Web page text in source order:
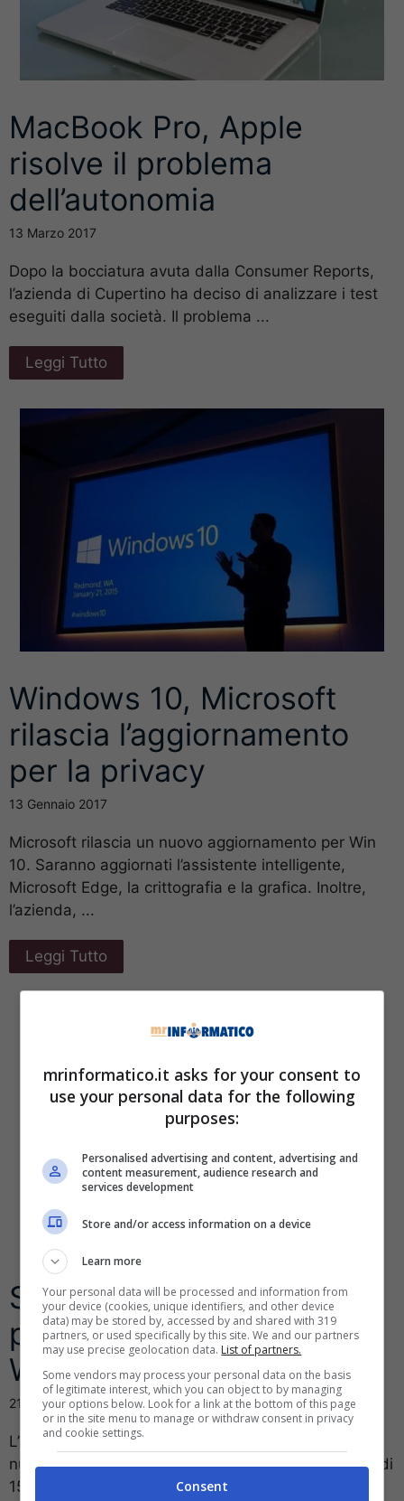
MacBook Pro, Apple
risolve il problema
dell’autonomia
13 Marzo 2017
Dopo la bocciatura avuta dalla Consumer Reports,
l’azienda di Cupertino ha deciso di analizzare i test
eseguiti dalla società. Il problema ...
Leggi Tutto
Windows 10, Microsoft
rilascia l’aggiornamento
per la privacy
13 Gennaio 2017
Microsoft rilascia un nuovo aggiornamento per Win
10. Saranno aggiornati l’assistente intelligente,
Microsoft Edge, la crittografia e la grafica. Inoltre,
l’azienda, ...
Leggi Tutto
Samsung Notebook,
presto nuovi modelli con
Window 10
21 Dicembre 2016
L’azienda coreana sta preparando l’uscita di due
nuovi modelli di Notebook, uno di 13 pollici e l’altro di
15 pollici. La ...
mrinformatico.it asks for your consent to
use your personal data for the following
purposes:
Personalised advertising and content, advertising and
content measurement, audience research and
services development
Store and/or access information on a device
Learn more
Your personal data will be processed and information from
your device (cookies, unique identifiers, and other device
data) may be stored by, accessed by and shared with 319
partners, or used specifically by this site. We and our partners
may use precise geolocation data. List of partners.
Some vendors may process your personal data on the basis
of legitimate interest, which you can object to by managing
your options below. Look for a link at the bottom of this page
or in the site menu to manage or withdraw consent in privacy
and cookie settings.
Consent